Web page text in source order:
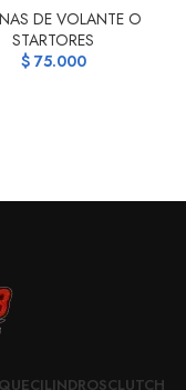
DE VOLANTE O
STARTORES
$75.000
CILINDROSCLUTCH